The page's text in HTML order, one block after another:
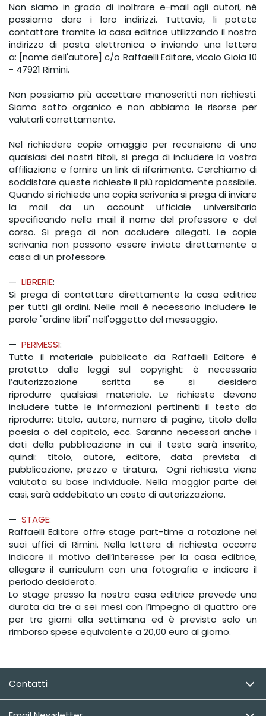
Non siamo in grado di inoltrare e-mail agli autori, né
possiamo dare i loro indirizzi. Tuttavia, li potete
contattare tramite la casa editrice utilizzando il nostro
indirizzo di posta elettronica o inviando una lettera
a: [nome dell'autore] c/o Raffaelli Editore, vicolo Gioia 10
- 47921 Rimini.
Non possiamo più accettare manoscritti non richiesti.
Siamo sotto organico e non abbiamo le risorse per
valutarli correttamente.
Nel richiedere copie omaggio per recensione di uno
qualsiasi dei nostri titoli, si prega di includere la vostra
affiliazione e fornire un link di riferimento. Cerchiamo di
soddisfare queste richieste il più rapidamente possibile.
Quando si richiede una copia scrivania si prega di inviare
la mail da un account ufficiale universitario
specificando nella mail il nome del professore e del
corso. Si prega di non accludere allegati. Le copie
scrivania non possono essere inviate direttamente a
casa di un professore.
— LIBRERIE:
Si prega di contattare direttamente la casa editrice
per tutti gli ordini. Nelle mail è necessario includere le
parole "ordine libri" nell'oggetto del messaggio.
— PERMESSI:
Tutto il materiale pubblicato da Raffaelli Editore è
protetto dalle leggi sul copyright: è necessaria
l’autorizzazione scritta se si desidera
riprodurre qualsiasi materiale. Le richieste devono
includere tutte le informazioni pertinenti il testo da
riprodurre: titolo, autore, numero di pagine, titolo della
poesia o del capitolo, ecc. Saranno necessari anche i
dati della pubblicazione in cui il testo sarà inserito,
quindi: titolo, autore, editore, data prevista di
pubblicazione, prezzo e tiratura, Ogni richiesta viene
valutata su base individuale. Nella maggior parte dei
casi, sarà addebitato un costo di autorizzazione.
— STAGE:
Raffaelli Editore offre stage part-time a rotazione nel
suoi uffici di Rimini. Nella lettera di richiesta occorre
indicare il motivo dell’interesse per la casa editrice,
allegare il curriculum con una fotografia e indicare il
periodo desiderato.
Lo stage presso la nostra casa editrice prevede una
durata da tre a sei mesi con l’impegno di quattro ore
per tre giorni alla settimana ed è previsto solo un
rimborso spese equivalente a 20,00 euro al giorno.
Contatti